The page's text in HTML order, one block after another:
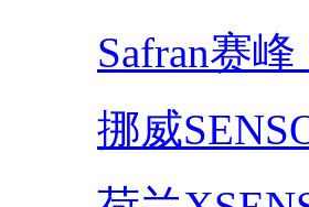
Safran赛
挪威